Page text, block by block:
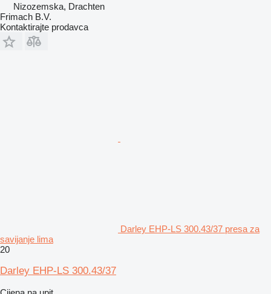
Nizozemska, Drachten
Frimach B.V.
Kontaktirajte prodavca
Darley EHP-LS 300.43/37 presa za
savijanje lima
20
Darley EHP-LS 300.43/37